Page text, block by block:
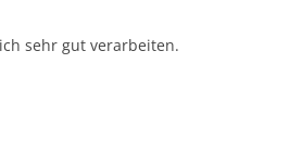
sehr gut verarbeiten.